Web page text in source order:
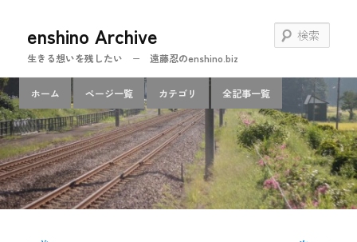
ン
テ
ン
ツ
へ
移
動
enshino Archive
生きる想いを残したい − 遠藤忍のenshino.biz
索
メ
イ
ン
メ
ニ
ュ
ー
ホーム ページ一覧 カテゴリ 全記事一覧